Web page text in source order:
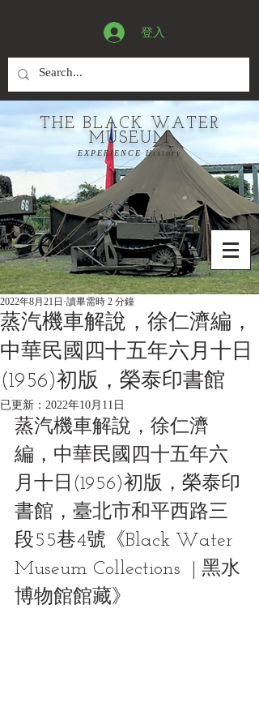
登入
THE BLACK WATER
MUSEUM
EXPERIENCE History
蒸汽機車解說，徐仁濟編，
中華民國四十五年六月十日
(1956)初版，榮泰印書館
2022年8月21日 讀畢需時 2 分鐘
已更新： 2022年10月11日
蒸汽機車解說，徐仁濟
編，中華民國四十五年六
月十日(1956)初版，榮泰印
書館，臺北市和平西路三
段55巷4號《Black Water
Museum Collections  | 黑水
博物館館藏》